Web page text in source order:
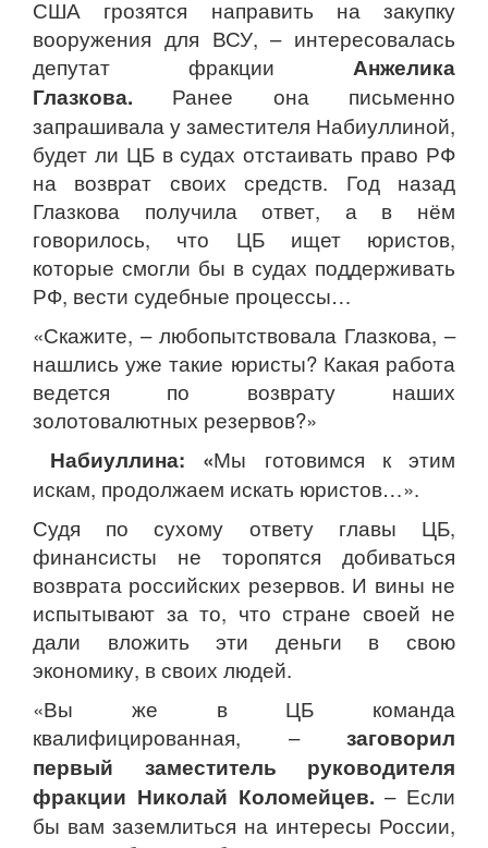
США грозятся направить на закупку
вооружения для ВСУ, – интересовалась
депутат фракции Анжелика
Глазкова. Ранее она письменно
запрашивала у заместителя Набиуллиной,
будет ли ЦБ в судах отстаивать право РФ
на возврат своих средств. Год назад
Глазкова получила ответ, а в нём
говорилось, что ЦБ ищет юристов,
которые смогли бы в судах поддерживать
РФ, вести судебные процессы…
«Скажите, – любопытствовала Глазкова, –
нашлись уже такие юристы? Какая работа
ведется по возврату наших
золотовалютных резервов?»
Набиуллина: «Мы готовимся к этим
искам, продолжаем искать юристов…».
Судя по сухому ответу главы ЦБ,
финансисты не торопятся добиваться
возврата российских резервов. И вины не
испытывают за то, что стране своей не
дали вложить эти деньги в свою
экономику, в своих людей.
«Вы же в ЦБ команда
квалифицированная, – заговорил
первый заместитель руководителя
фракции Николай Коломейцев. – Если
бы вам заземлиться на интересы России,